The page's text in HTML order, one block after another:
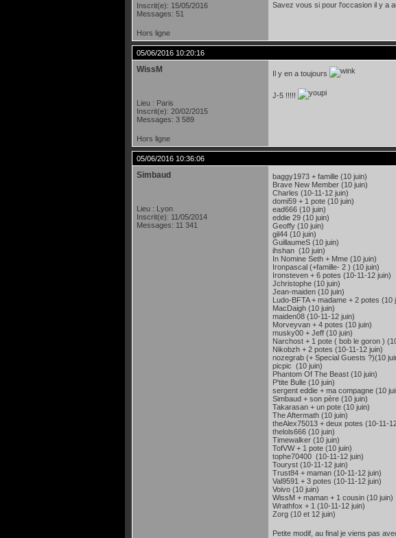
Inscrit(e): 15/05/2016
Messages: 51
Savez vous si pour l'occasion il y a
Hors ligne
05/06/2016 10:20:16
WissM
Lieu : Paris
Inscrit(e): 20/02/2015
Messages: 3 589
Il y en a toujours
J-5 !!!!!
Hors ligne
05/06/2016 10:36:06
Simbaud
Lieu : Lyon
Inscrit(e): 11/05/2014
Messages: 11 341
baggy1973 + famille (10 juin)
Brave New Member (10 juin)
Charles (10-11-12 juin)
domi59 + 1 pote (10 juin)
ead666 (10 juin)
eddie 29 (10 juin)
Geoffy (10 juin)
gil44 (10 juin)
GuillaumeS (10 juin)
ihshan (10 juin)
In Nomine Seth + Mme (10 juin)
Ironpascal (+famille- 2 ) (10 juin)
Ironsteven + 6 potes (10-11-12 juin)
Jchristophe (10 juin)
Jean-maiden (10 juin)
Ludo-BFTA + madame + 2 potes (10
MacDaigh (10 juin)
maiden08 (10-11-12 juin)
Morveyvan + 4 potes (10 juin)
musky00 + Jeff (10 juin)
Narchost + 1 pote ( bob le goron )
Nikobzh + 2 potes (10-11-12 juin)
nozegrab (+ Special Guests ?)(10
picpic (10 juin)
Phantom Of The Beast (10 juin)
P'tite Bulle (10 juin)
sergent eddie + ma compagne (10
Simbaud + son père (10 juin)
Takarasan + un pote (10 juin)
The Aftermath (10 juin)
theAlex75013 + deux potes (10-11-
thelols666 (10 juin)
Timewalker (10 juin)
TofVW + 1 pote (10 juin)
tophe70400 (10-11-12 juin)
Touryst (10-11-12 juin)
Trust84 + maman (10-11-12 juin)
Val9591 + 3 potes (10-11-12 juin)
Voivo (10 juin)
WissM + maman + 1 cousin (10 juin)
Wrathfox + 1 (10-11-12 juin)
Zorg (10 et 12 juin)
Petite modif, au final je viens pas